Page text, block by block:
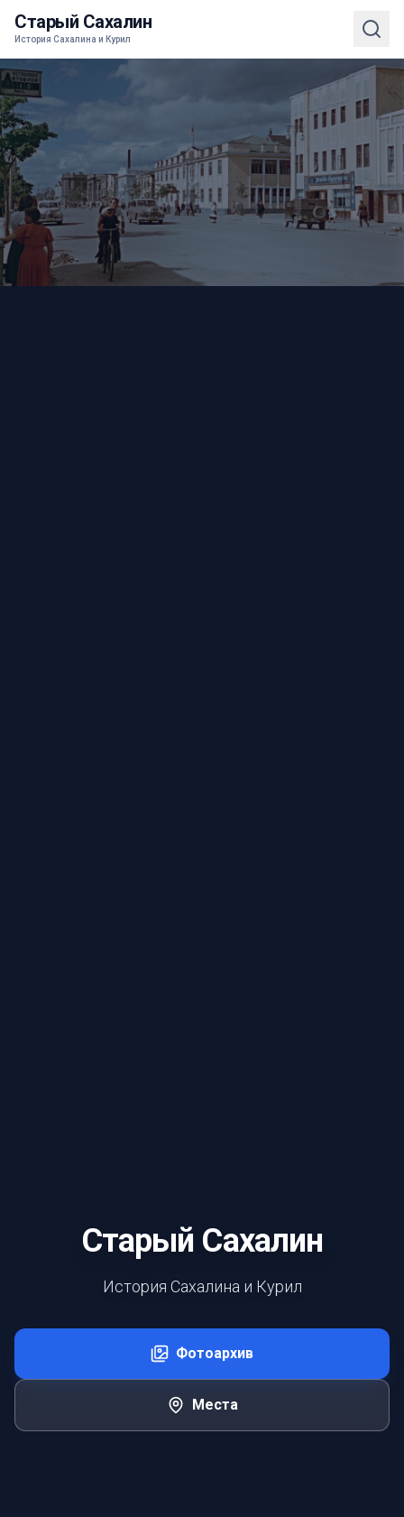
Старый Сахалин
История Сахалина и Курил
Старый Сахалин
История Сахалина и Курил
Фотоархив
Места